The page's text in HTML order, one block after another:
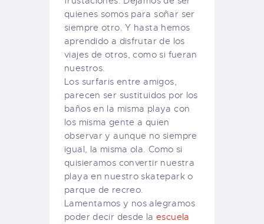
quienes somos para soñar ser
siempre otro. Y hasta hemos
aprendido a disfrutar de los
viajes de otros, como si fueran
nuestros.
Los surfaris entre amigos,
parecen ser sustituidos por los
baños en la misma playa con
los misma gente a quien
observar y aunque no siempre
igual, la misma ola. Como si
quisieramos convertir nuestra
playa en nuestro skatepark o
parque de recreo.
Lamentamos y nos alegramos
poder decir desde la escuela